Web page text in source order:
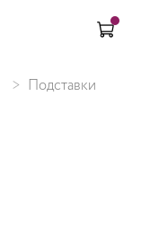
Подставки